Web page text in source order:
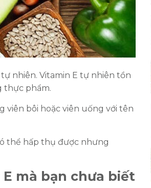
nhiên. Vitamin E tự nhiên tồn
thực phẩm.
viên bôi hoặc viên uống với tên
thể hấp thụ được nhưng
mà bạn chưa biết
HOÀN THÀNH
tư vấn trực tiếp 24/7: